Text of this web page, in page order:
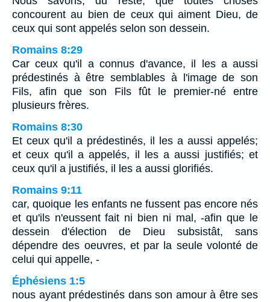
concourent au bien de ceux qui aiment Dieu, de
ceux qui sont appelés selon son dessein.
Romains 8:29
Car ceux qu'il a connus d'avance, il les a aussi
prédestinés à être semblables à l'image de son
Fils, afin que son Fils fût le premier-né entre
plusieurs frères.
Romains 8:30
Et ceux qu'il a prédestinés, il les a aussi appelés;
et ceux qu'il a appelés, il les a aussi justifiés; et
ceux qu'il a justifiés, il les a aussi glorifiés.
Romains 9:11
car, quoique les enfants ne fussent pas encore nés
et qu'ils n'eussent fait ni bien ni mal, -afin que le
dessein d'élection de Dieu subsistât, sans
dépendre des oeuvres, et par la seule volonté de
celui qui appelle, -
Éphésiens 1:5
nous ayant prédestinés dans son amour à être ses